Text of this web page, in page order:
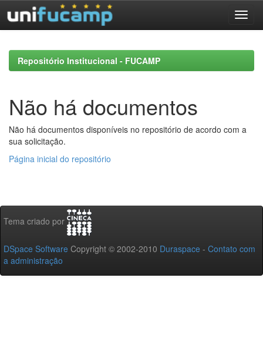
navigationRepositório Institucional - FUCAMP
Não há documentos
Não há documentos disponíveis no repositório de acordo com a
sua solicitação.
Página inicial do repositório
Tema criado por
DSpace Software Copyright © 2002-2010 Duraspace - Contato com
a administração